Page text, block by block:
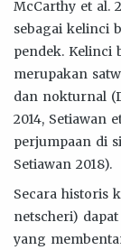
McCarthy et al.
sebagai kelinci
pendek. Kelinci
merupakan
dan nokturnal
2014, Setiawan
perjumpaan di
Setiawan 2018).
Secara historis
netscheri)
yang